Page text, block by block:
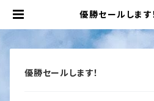
優勝セールしま
優勝セールします！